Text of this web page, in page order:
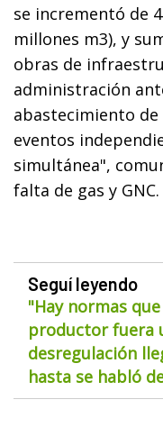
se incrementó de
millones m3), y
obras de
administración
abastecimiento
eventos
simultánea",
falta de gas y GNC.
Seguí leyendo
"Hay normas
productor fuera
desregulación
hasta se habló